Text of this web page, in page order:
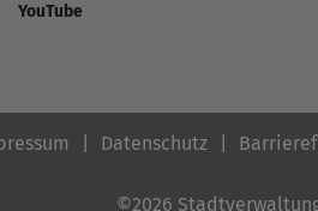
YouTube
Datenschutz
©2026